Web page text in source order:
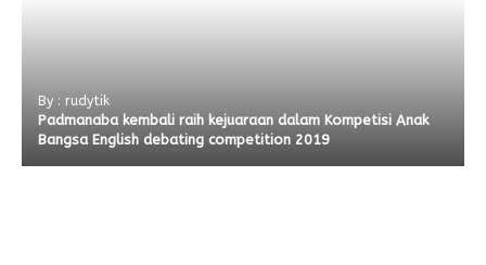
By : rudytik
Padmanaba kembali raih kejuaraan dalam Kompetisi Anak
Bangsa English debating competition 2019